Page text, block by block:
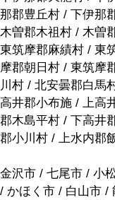
那郡豊丘村 / 下伊那
木曽郡木祖村 / 木曽
東筑摩郡麻績村 / 東
摩郡朝日村 / 東筑摩
川村 / 北安曇郡白馬
高井郡小布施 / 上高
郡木島平村 / 下高井
郡小川村 / 上水内郡
金沢市 / 七尾市 / 小
/ かほく市 / 白山市 /